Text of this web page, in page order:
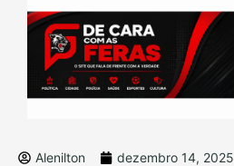
Alenilton dezembro 14, 2025